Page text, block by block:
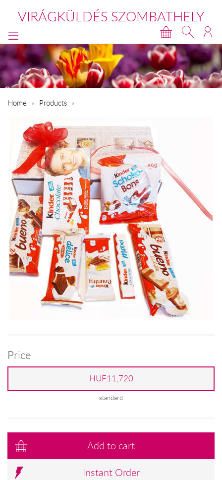
VIRÁGKÜLDÉS SZOMBATHELY
Home Products
Price
HUF11,720
standard
Add to cart
Instant Order